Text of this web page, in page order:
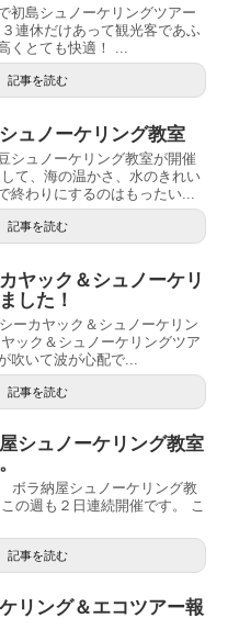
初島シュノーケリングツアー
連休だけあって観光客であふ
くとても快適！ ...
記事を読む
ュノーケリング教室
シュノーケリング教室が開催
て、海の温かさ、水のきれい
終わりにするのはもったい...
記事を読む
ヤック＆シュノーケリ
した！
ーカヤック＆シュノーケリン
ック＆シュノーケリングツア
吹いて波が心配で...
記事を読む
シュノーケリング教室
ボラ納屋シュノーケリング教
の週も２日連続開催です。 こ
記事を読む
リング＆エコツアー報